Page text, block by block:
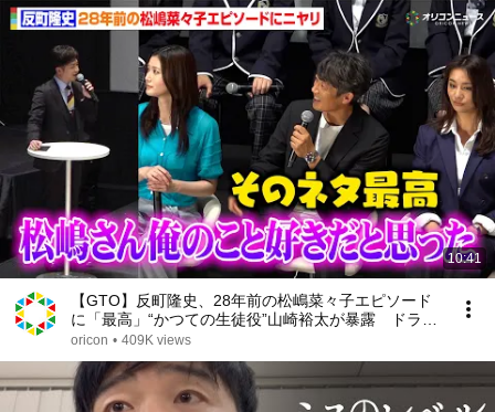
10:41
【GTO】反町隆史、28年前の松嶋菜々子エピソード
に「最高」“かつての生徒役”山崎裕太が暴露 ドラマ
『GTO』制作発表会見
oricon • 409K views